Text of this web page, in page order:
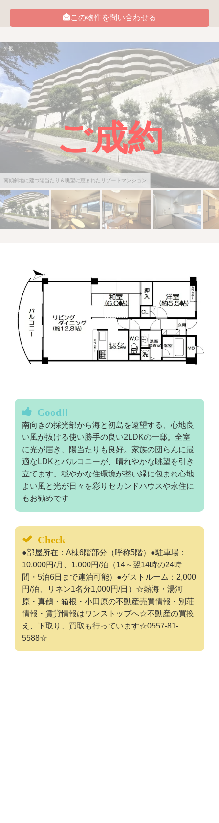
この物件を問い合わせる
ご成約
外観
南傾斜地に建つ陽当たり＆眺望に恵まれたリゾートマンション
Good!!
南向きの採光部から海と初島を遠望する、心地良
い風が抜ける使い勝手の良い2LDKの一邸。全室
に光が届き、陽当たりも良好。家族の団らんに最
適なLDKとバルコニーが、晴れやかな眺望を引き
立てます。穏やかな住環境が整い緑に包まれ心地
よい風と光が日々を彩りセカンドハウスや永住に
もお勧めです
Check
●部屋所在：A棟6階部分（呼称5階）●駐車場：
10,000円/月、1,000円/泊（14～翌14時の24時
間・5泊6日まで連泊可能）●ゲストルーム：2,000
円/泊、リネン1名分1,000円/日）☆熱海・湯河
原・真鶴・箱根・小田原の不動産売買情報・別荘
情報・賃貸情報はワンストップへ☆不動産の買換
え、下取り、買取も行っています☆0557-81-
5588☆